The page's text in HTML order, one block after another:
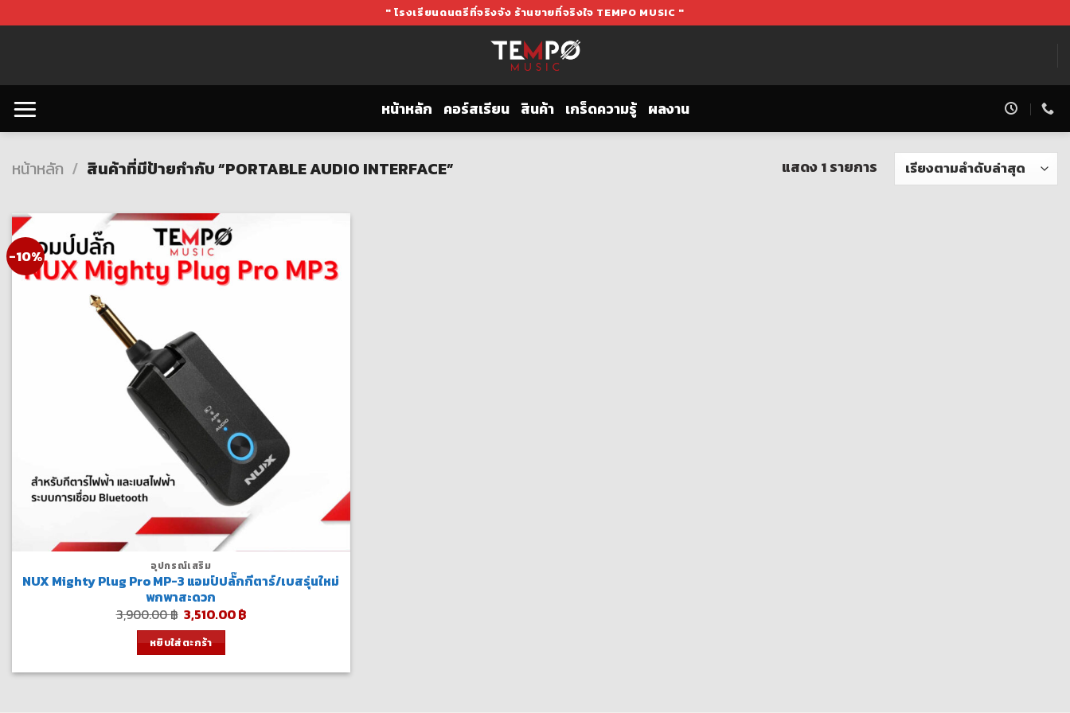
to
" โรงเรียนดนตรีที่จริงจัง ร้านขายที่จริงใจ TEMPO MUSIC "
หน้าหลัก คอร์สเรียน สินค้า เกร็ดความรู้ ผลงาน
หน้าหลัก / สินค้าที่มีป้ายกำกับ “PORTABLE AUDIO INTERFACE” แสดง 1 รายการ
-10%
อุปกรณ์เสริม
NUX Mighty Plug Pro MP-3 แอมป์ปลั๊กกีตาร์/เบสรุ่นใหม่
พกพาสะดวก
3,900.00฿ Original
price
was:
3,900.00 ฿.
3,510.00฿Current
หยิบใส่ตะกร้า